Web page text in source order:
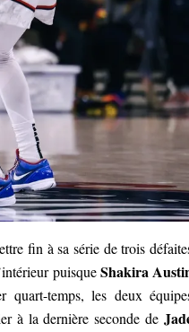
fin à sa série de trois
puisqueShakira
temps, les deux
à la dernière seconde de